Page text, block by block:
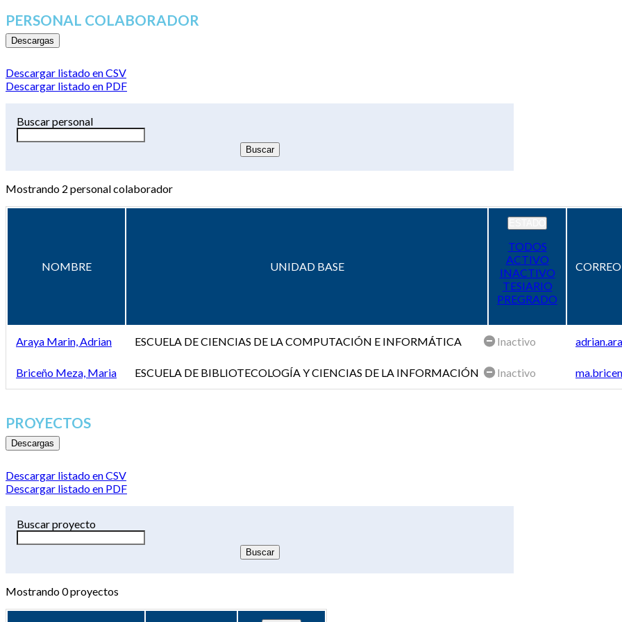
PERSONAL COLABORADOR
Descargas
Descargar listado en CSV
Descargar listado en PDF
Buscar personal
Mostrando 2 personal colaborador
NOMBRE UNIDAD BASE
TODOS
ACTIVO
INACTIVO
TESIARIO
PREGRADO
Araya Marin, Adrian ESCUELA DE CIENCIAS DE LA COMPUTACIÓN E INFORMÁTICA Inactivo
Briceño Meza, Maria ESCUELA DE BIBLIOTECOLOGÍA Y CIENCIAS DE LA INFORMACIÓN Inactivo
PROYECTOS
Descargas
Descargar listado en CSV
Descargar listado en PDF
Buscar proyecto
Mostrando0proyectos